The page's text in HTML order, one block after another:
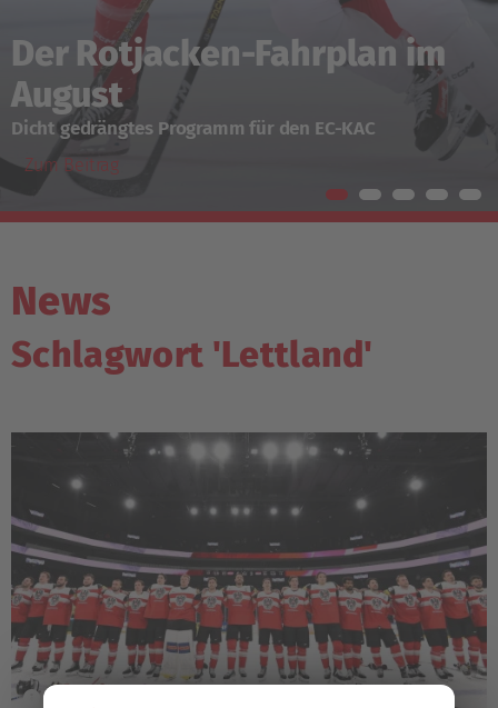
Der Rotjacken-Fahrplan im
August
Dicht gedrängtes Programm für den EC-KAC
Zum Beitrag
News
Schlagwort 'Lettland'